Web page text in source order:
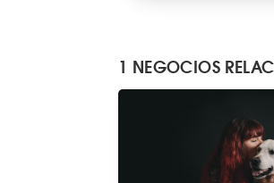
1 NEGOCIOS